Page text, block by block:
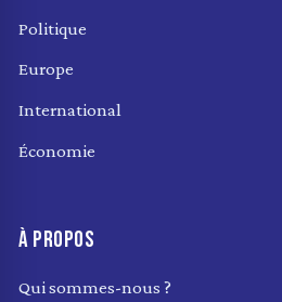
Politique
Europe
International
Économie
À PROPOS
Qui sommes-nous ?